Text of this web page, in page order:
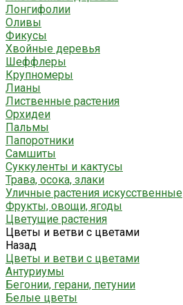
Лонгифолии
Оливы
Фикусы
Хвойные деревья
Шеффлеры
Крупномеры
Лианы
Лиственные растения
Орхидеи
Пальмы
Папоротники
Самшиты
Суккуленты и кактусы
Трава, осока, злаки
Уличные растения искусственные
Фрукты, овощи, ягоды
Цветущие растения
Цветы и ветви с цветами
Назад
Цветы и ветви с цветами
Антуриумы
Бегонии, герани, петунии
Белые цветы